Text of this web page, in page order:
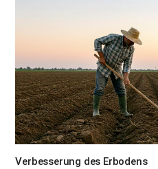
Verbesserung des Erbodens